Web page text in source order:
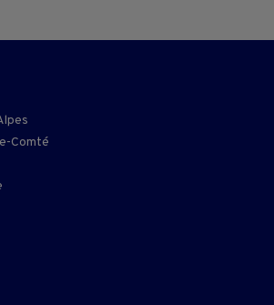
Comté